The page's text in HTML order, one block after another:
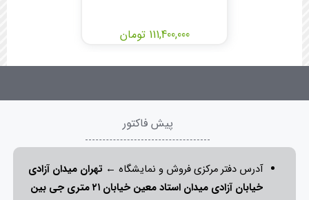
111,400,000 تومان
پیش فاکتور
آدرس دفتر مرکزی فروش و نمایشگاه ← تهران میدان آزادی
خیابان آزادی میدان استاد معین خیابان ۲۱ متری جی بین